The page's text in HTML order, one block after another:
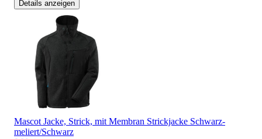
Details anzeigen
Mascot Jacke, Strick, mit Membran Strickjacke Schwarz-
meliert/Schwarz